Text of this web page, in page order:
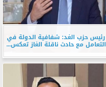
رئيس حزب الغد: شفافية الدولة في
التعامل مع حادث ناقلة الغاز تعكس...